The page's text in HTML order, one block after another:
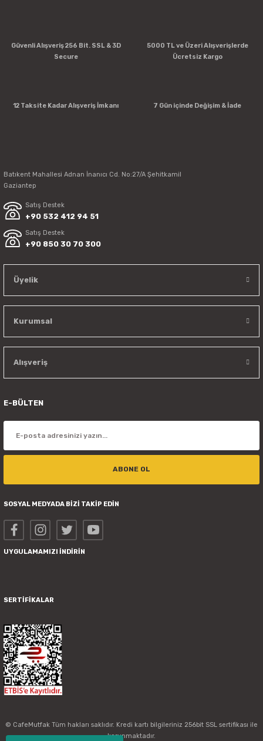
Güvenli Alışveriş 256 Bit. SSL & 3D
Secure
5000 TL ve Üzeri Alışverişlerde
Ücretsiz Kargo
12 Taksite Kadar Alışveriş İmkanı 7 Gün içinde Değişim & İade
Batıkent Mahallesi Adnan İnanıcı Cd. No:27/A Şehitkamil
Gaziantep
Satış Destek
+90 532 412 94 51
Satış Destek
+90 850 30 70 300
Üyelik
Kurumsal
Alışveriş
E-BÜLTEN
ABONE OL
SOSYAL MEDYADA BİZİ TAKİP EDİN
UYGULAMAMIZI İNDİRİN
SERTİFİKALAR
© CafeMutfak Tüm hakları saklıdır. Kredi kartı bilgileriniz 256bit SSL sertifikası ile
korunmaktadır.